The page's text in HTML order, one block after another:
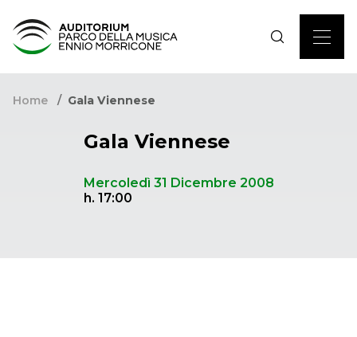
Home Gala Viennese
Gala Viennese
Mercoledì 31 Dicembre 2008
h. 17:00